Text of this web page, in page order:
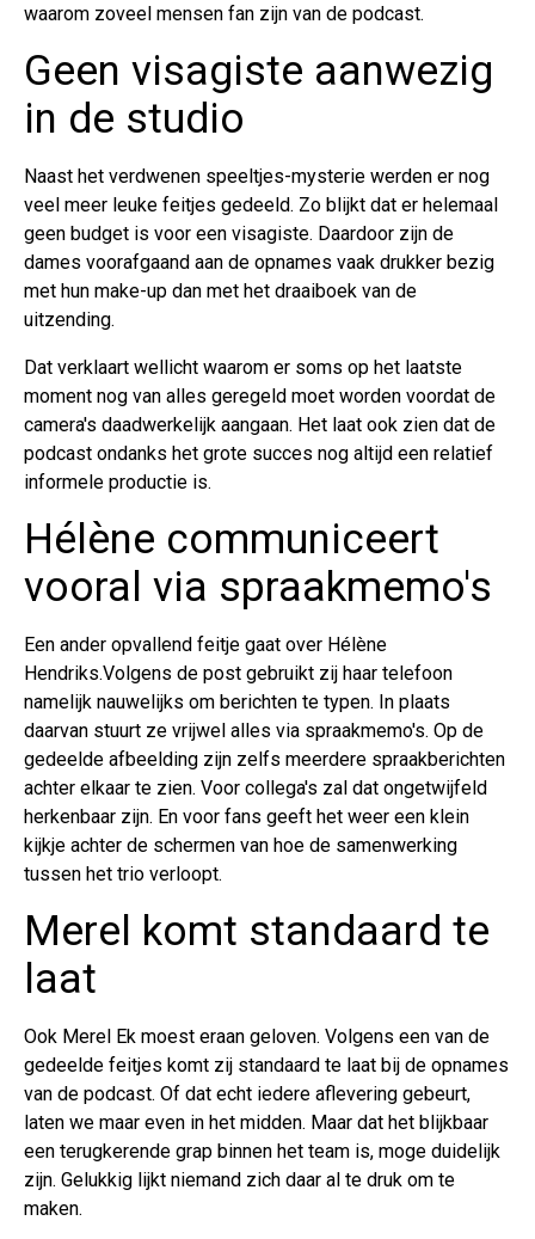
waarom zoveel mensen fan zijn van de podcast.
Geen visagiste aanwezig
in de studio
Naast het verdwenen speeltjes-mysterie werden er nog
veel meer leuke feitjes gedeeld. Zo blijkt dat er helemaal
geen budget is voor een visagiste. Daardoor zijn de
dames voorafgaand aan de opnames vaak drukker bezig
met hun make-up dan met het draaiboek van de
uitzending.
Dat verklaart wellicht waarom er soms op het laatste
moment nog van alles geregeld moet worden voordat de
camera's daadwerkelijk aangaan. Het laat ook zien dat de
podcast ondanks het grote succes nog altijd een relatief
informele productie is.
Hélène communiceert
vooral via spraakmemo's
Een ander opvallend feitje gaat over Hélène
Hendriks.Volgens de post gebruikt zij haar telefoon
namelijk nauwelijks om berichten te typen. In plaats
daarvan stuurt ze vrijwel alles via spraakmemo's. Op de
gedeelde afbeelding zijn zelfs meerdere spraakberichten
achter elkaar te zien. Voor collega's zal dat ongetwijfeld
herkenbaar zijn. En voor fans geeft het weer een klein
kijkje achter de schermen van hoe de samenwerking
tussen het trio verloopt.
Merel komt standaard te
laat
Ook Merel Ek moest eraan geloven. Volgens een van de
gedeelde feitjes komt zij standaard te laat bij de opnames
van de podcast. Of dat echt iedere aflevering gebeurt,
laten we maar even in het midden. Maar dat het blijkbaar
een terugkerende grap binnen het team is, moge duidelijk
zijn. Gelukkig lijkt niemand zich daar al te druk om te
maken.